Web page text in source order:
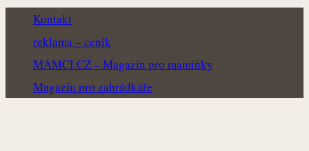
Kontakt
reklama – ceník
MAMCI.CZ – Magazín pro maminky
Magazín pro zahrádkáře